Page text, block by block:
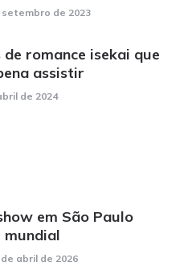
setembro de 2023
de romance isekai que
assistir
de 2024
em São Paulo
mundial
de abril de 2026